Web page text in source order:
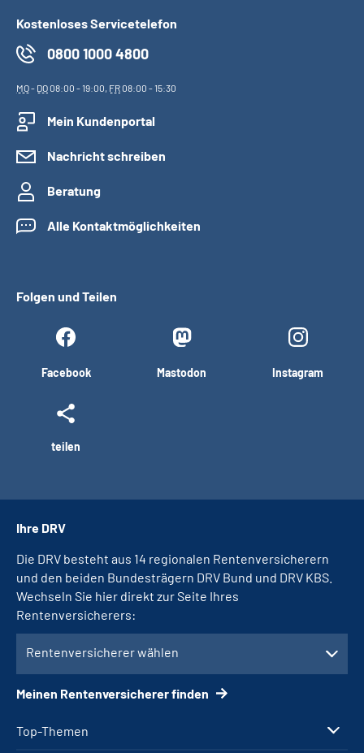
Kostenloses Servicetelefon
0800 1000 4800
MO- DO08:00 - 19:00, FR08:00 - 15:30
Mein Kundenportal
Nachricht schreiben
Beratung
Alle Kontaktmöglichkeiten
Folgen und Teilen
Facebook Mastodon Instagram
teilen
Top-Themen
Ihre DRV
Die DRV besteht aus 14 regionalen Rentenversicherern
und den beiden Bundesträgern DRV Bund und DRV KBS.
Wechseln Sie hier direkt zur Seite Ihres
Rentenversicherers:
Rentenversicherer wählen
Meinen Rentenversicherer finden